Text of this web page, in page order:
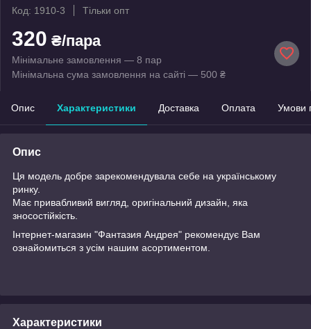
Код: 1910-3
Тільки опт
320 ₴/пара
Мінімальне замовлення — 8 пар
Мінімальна сума замовлення на сайті — 500 ₴
Опис Характеристики Доставка Оплата Умови
Опис
Ця модель добре зарекомендувала себе на українському
ринку.
Має привабливий вигляд, оригінальний дизайн, яка
зносостійкість.
Інтернет-магазин "Фантазия Андрея" рекомендує Вам
ознайомиться з усім нашим асортиментом.
Характеристики